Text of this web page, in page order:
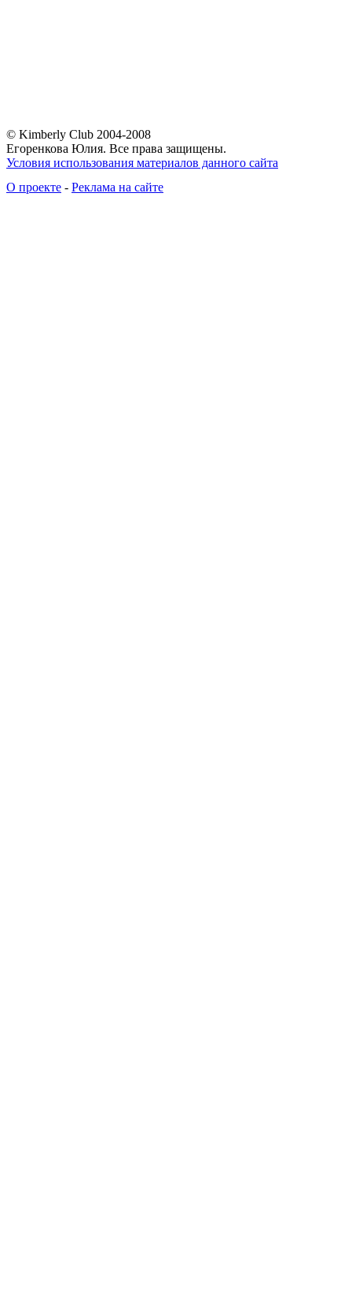
© Kimberly Club 2004-2008
Егоренкова Юлия. Все права защищены.
Условия использования материалов данного сайта
О проекте - Реклама на сайте